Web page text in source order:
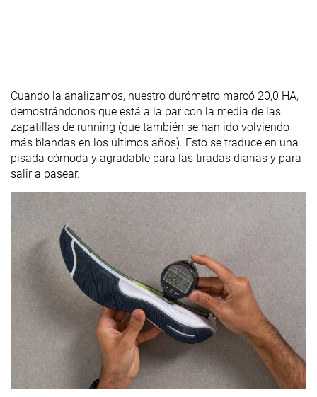
Cuando la analizamos, nuestro durómetro marcó 20,0 HA,
demostrándonos que está a la par con la media de las
zapatillas de running (que también se han ido volviendo
más blandas en los últimos años). Esto se traduce en una
pisada cómoda y agradable para las tiradas diarias y para
salir a pasear.